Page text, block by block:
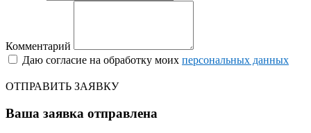
Комментарий
Даю согласие на обработку моих персональных данных
ОТПРАВИТЬ ЗАЯВКУ
Ваша заявка отправлена